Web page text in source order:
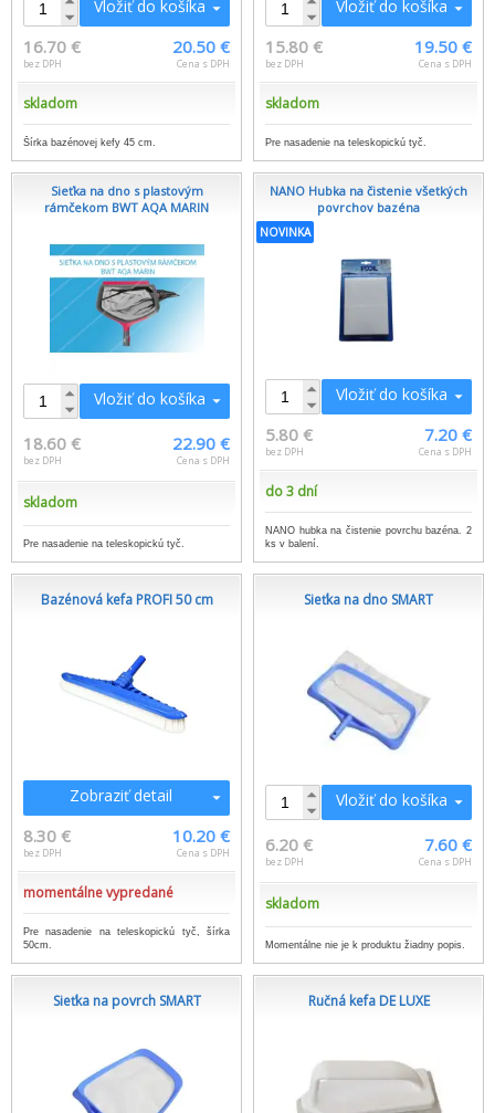
Vložiť do košíka
16.70 €
bez DPH
20.50 €
Cena s DPH
skladom
Šírka bazénovej kefy 45 cm.
Vložiť do košíka
15.80 €
bez DPH
19.50 €
Cena s DPH
skladom
Pre nasadenie na teleskopickú tyč.
Sieťka na dno s plastovým
rámčekom BWT AQA MARIN
Vložiť do košíka
18.60 €
bez DPH
22.90 €
Cena s DPH
skladom
Pre nasadenie na teleskopickú tyč.
NANO Hubka na čistenie všetkých
povrchov bazéna
NOVINKA
Vložiť do košíka
5.80 €
bez DPH
7.20 €
Cena s DPH
do 3 dní
NANO hubka na čistenie povrchu bazéna. 2
ks v balení.
Bazénová kefa PROFI 50 cm
Zobraziť detail
8.30 €
bez DPH
10.20 €
Cena s DPH
momentálne vypredané
Pre nasadenie na teleskopickú tyč, šírka
50cm.
Sieťka na dno SMART
Vložiť do košíka
6.20 €
bez DPH
7.60 €
Cena s DPH
skladom
Momentálne nie je k produktu žiadny popis.
Sieťka na povrch SMART Ručná kefa DE LUXE